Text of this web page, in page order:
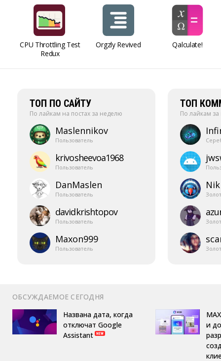
CPU Throttling Test
Redux
Orgzly Revived Qalculate!
ТОП ПО САЙТУ
По лайкам на постах за неделю
Maslennikov
Пользователь
krivosheevoa1968
Пользователь
DanMaslen
Пользователь
davidkrishtopov
Пользователь
Maxon999
Пользователь
ТОП
По лайкам
ОБСУЖДАЕМОЕ СЕГОДНЯ
Названа дата, когда
отключат Google
Assistant
и